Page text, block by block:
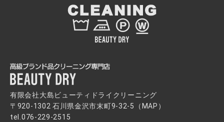
有限会社大島ビューティドライクリーニング
〒920-1302 石川県金沢市末町9-32-5（ MAP ）
tel.076-229-2515